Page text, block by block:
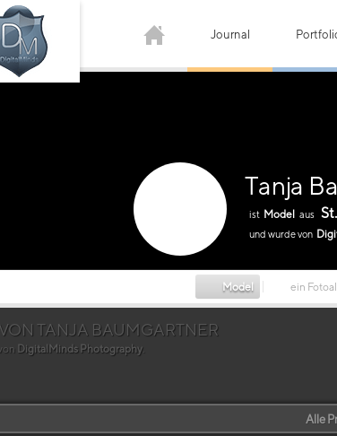
Journal
Tanja
ist Model aus
und wurde von
Model ein
TANJA BAUMGARTNER
DigitalMinds Photography.
Alle